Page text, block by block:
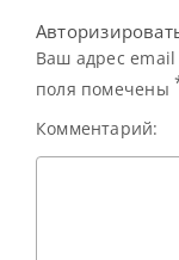
Ваш адрес email
поля помечены
Комментарий: